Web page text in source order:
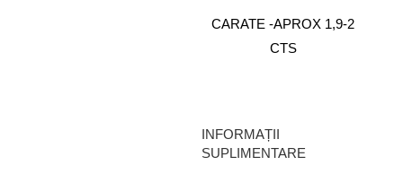
CARATE -APROX 1,9-2
CTS
INFORMAȚII
SUPLIMENTARE